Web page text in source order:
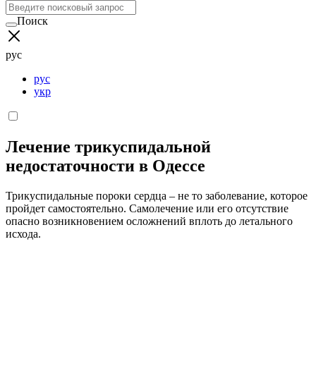
Поиск
рус
рус
укр
Лечение трикуспидальной
недостаточности в Одессе
Трикуспидальные пороки сердца – не то заболевание, которое
пройдет самостоятельно. Самолечение или его отсутствие
опасно возникновением осложнений вплоть до летального
исхода.